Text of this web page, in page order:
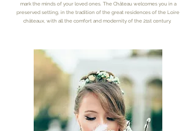
mark the minds of your loved ones. The Château welcomes you in a
preserved setting, in the tradition of the great residences of the Loire
châteaux, with all the comfort and modernity of the 21st century.